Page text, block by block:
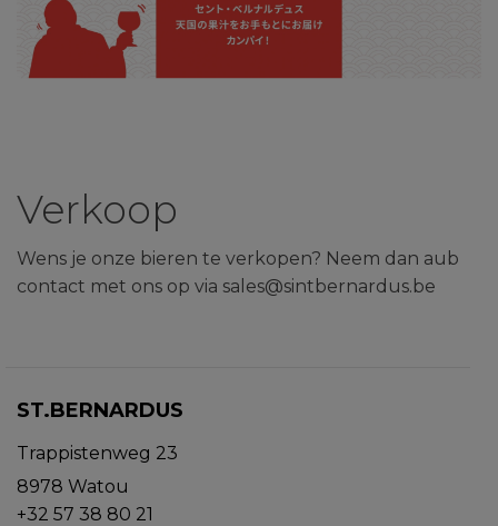
Verkoop
Wens je onze bieren te verkopen? Neem dan aub
contact met ons op via sales@sintbernardus.be
ST.BERNARDUS
Trappistenweg 23
8978 Watou
+32 57 38 80 21